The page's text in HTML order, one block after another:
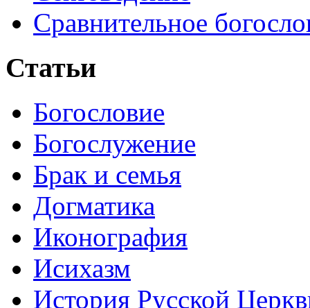
Сравнительное
Статьи
Богословие
Богослужение
Брак и семья
Догматика
Иконография
Исихазм
История Русской